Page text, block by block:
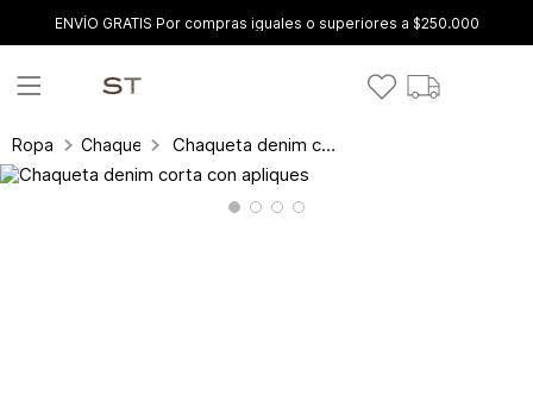
ENVÍO GRATIS Por compras iguales o superiores a $250.000
Ropa Chaquetas Chaqueta denim corta con apliques